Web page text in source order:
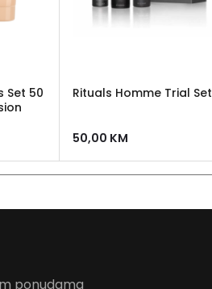
Set 50
Rituals Homme Trial Set
50,00 KM
ponudama